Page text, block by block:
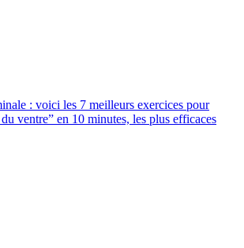
: voici les 7 meilleurs exercices pour
ventre” en 10 minutes, les plus efficaces